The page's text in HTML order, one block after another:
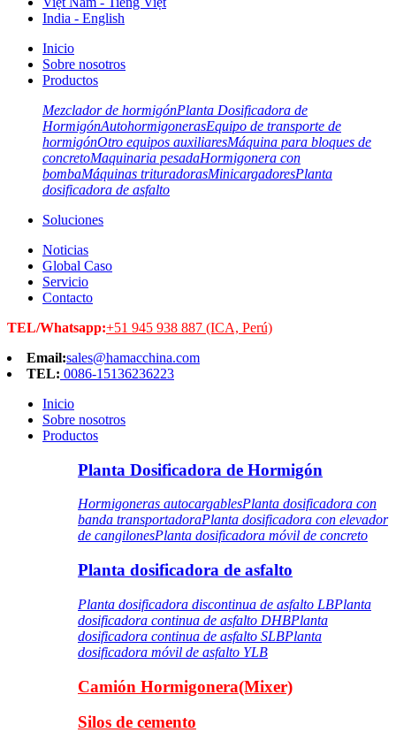
India - English
Inicio
Sobre nosotros
Productos
Mezclador de hormigónPlanta Dosificadora de
HormigónAutohormigonerasEquipo de transporte de
hormigónOtro equipos auxiliaresMáquina para bloques de
concretoMaquinaria pesadaHormigonera con
bombaMáquinas trituradorasMinicargadoresPlanta
dosificadora de asfalto
Soluciones
Noticias
Global Caso
Servicio
Contacto
TEL/Whatsapp:+51 945 938 887 (ICA, Perú)
Email:sales@hamacchina.com
TEL: 0086-15136236223
Inicio
Sobre nosotros
Productos
Planta Dosificadora de Hormigón
Hormigoneras autocargablesPlanta dosificadora con
banda transportadoraPlanta dosificadora con elevador
de cangilonesPlanta dosificadora móvil de concreto
Planta dosificadora de asfalto
Planta dosificadora discontinua de asfalto LBPlanta
dosificadora continua de asfalto DHBPlanta
dosificadora continua de asfalto SLBPlanta
dosificadora móvil de asfalto YLB
Camión Hormigonera(Mixer)
Silos de cemento